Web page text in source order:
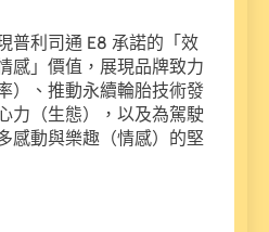
普利司通 E8 承諾的「效
感」價值，展現品牌致力
）、推動永續輪胎技術發
力（生態），以及為駕駛
感動與樂趣（情感）的堅